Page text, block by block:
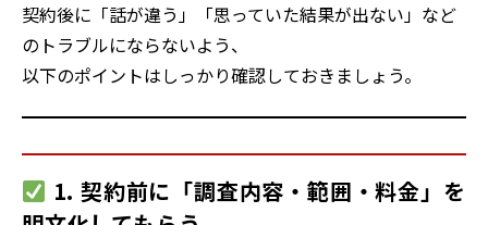
契約後に「話が違う」「思っていた結果が出ない」など
のトラブルにならないよう、
以下のポイントはしっかり確認しておきましょう。
1. 契約前に「調査内容・範囲・料金」を